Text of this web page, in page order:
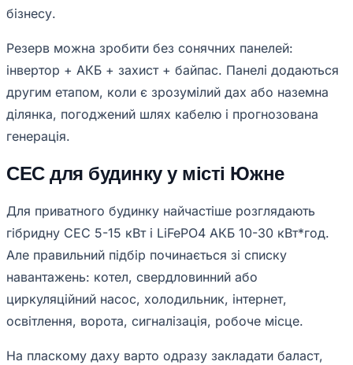
бізнесу.
Резерв можна зробити без сонячних панелей:
інвертор + АКБ + захист + байпас. Панелі додаються
другим етапом, коли є зрозумілий дах або наземна
ділянка, погоджений шлях кабелю і прогнозована
генерація.
СЕС для будинку у місті Южне
Для приватного будинку найчастіше розглядають
гібридну СЕС 5-15 кВт і LiFePO4 АКБ 10-30 кВт*год.
Але правильний підбір починається зі списку
навантажень: котел, свердловинний або
циркуляційний насос, холодильник, інтернет,
освітлення, ворота, сигналізація, робоче місце.
На пласкому даху варто одразу закладати баласт,